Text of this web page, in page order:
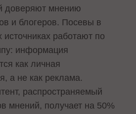
доверяют мнению
и блогеров. Посевы в
источниках работают по
информация
как личная
а не как реклама.
распространяемый
мнений, получает на 50%